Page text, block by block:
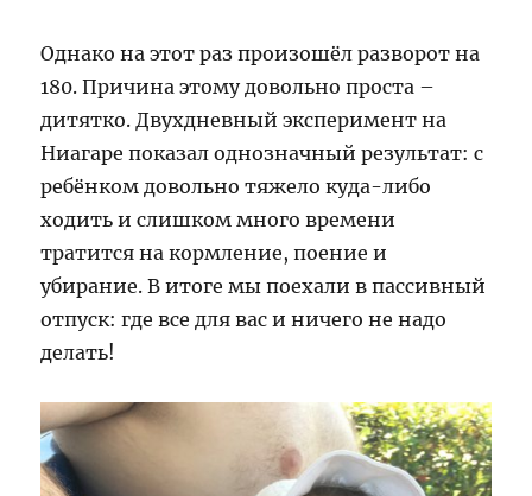
Однако на этот раз произошёл разворот на
180. Причина этому довольно проста –
дитятко. Двухдневный эксперимент на
Ниагаре показал однозначный результат: с
ребёнком довольно тяжело куда-либо
ходить и слишком много времени
тратится на кормление, поение и
убирание. В итоге мы поехали в пассивный
отпуск: где все для вас и ничего не надо
делать!